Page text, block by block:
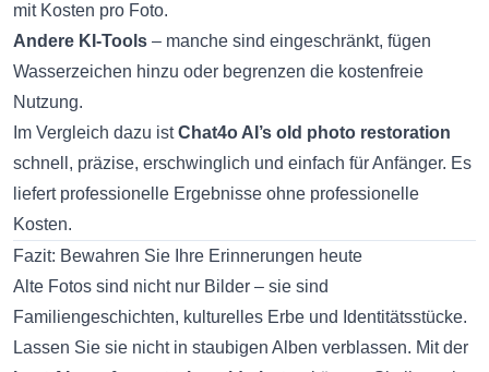
mit Kosten pro Foto.
Andere KI-Tools – manche sind eingeschränkt, fügen
Wasserzeichen hinzu oder begrenzen die kostenfreie
Nutzung.
Im Vergleich dazu istChat4o AI’s old photo restoration
schnell, präzise, erschwinglich und einfach für Anfänger. Es
liefert professionelle Ergebnisse ohne professionelle
Kosten.
Fazit: Bewahren Sie Ihre Erinnerungen heute
Alte Fotos sind nicht nur Bilder – sie sind
Familiengeschichten, kulturelles Erbe und Identitätsstücke.
Lassen Sie sie nicht in staubigen Alben verblassen. Mit der